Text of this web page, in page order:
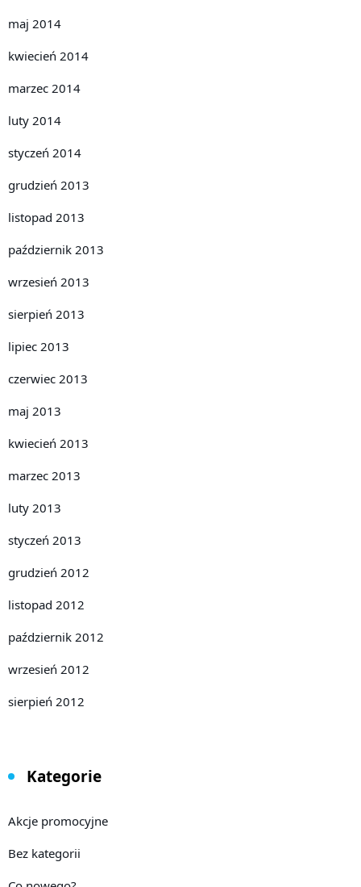
maj 2014
kwiecień 2014
marzec 2014
luty 2014
styczeń 2014
grudzień 2013
listopad 2013
październik 2013
wrzesień 2013
sierpień 2013
lipiec 2013
czerwiec 2013
maj 2013
kwiecień 2013
marzec 2013
luty 2013
styczeń 2013
grudzień 2012
listopad 2012
październik 2012
wrzesień 2012
sierpień 2012
Kategorie
Akcje promocyjne
Bez kategorii